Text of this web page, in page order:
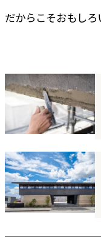
だからこそおもしろ